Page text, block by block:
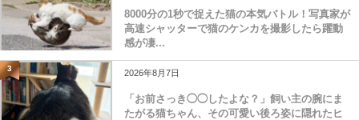
8000分の1秒で捉えた猫の本気バトル！写真家が
高速シャッターで猫のケンカを撮影したら躍動
感が凄...
3 2026年8月7日
「お前さっき◯◯したよな？」飼い主の腕にま
たがる猫ちゃん、その可愛い後ろ姿に隠れたヒ